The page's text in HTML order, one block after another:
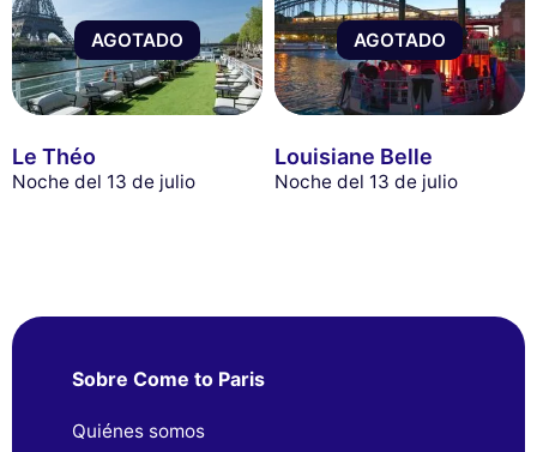
AGOTADO
Le Théo
Noche del 13 de julio
AGOTADO
Louisiane Belle
Noche del 13 de julio
Sobre Come to Paris
Quiénes somos